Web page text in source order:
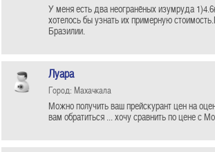
У меня есть два неогранёных изумруда
хотелось бы узнать их примерную
Бразилии.
Луара
Город: Махачкала
Можно получить ваш прейскурант цен на
вам обратиться ... хочу сравнить по цене с